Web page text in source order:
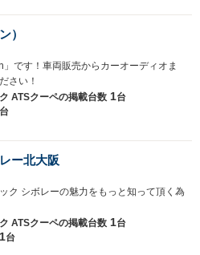
）
」です！車両販売からカーオーディオま
さい！
ATSクーペの掲載台数 1台
台
ー北大阪
ク シボレーの魅力をもっと知って頂く為
ATSクーペの掲載台数 1台
台